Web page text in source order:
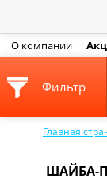
О компании
Главная
ШАЙБА-
Фильтр